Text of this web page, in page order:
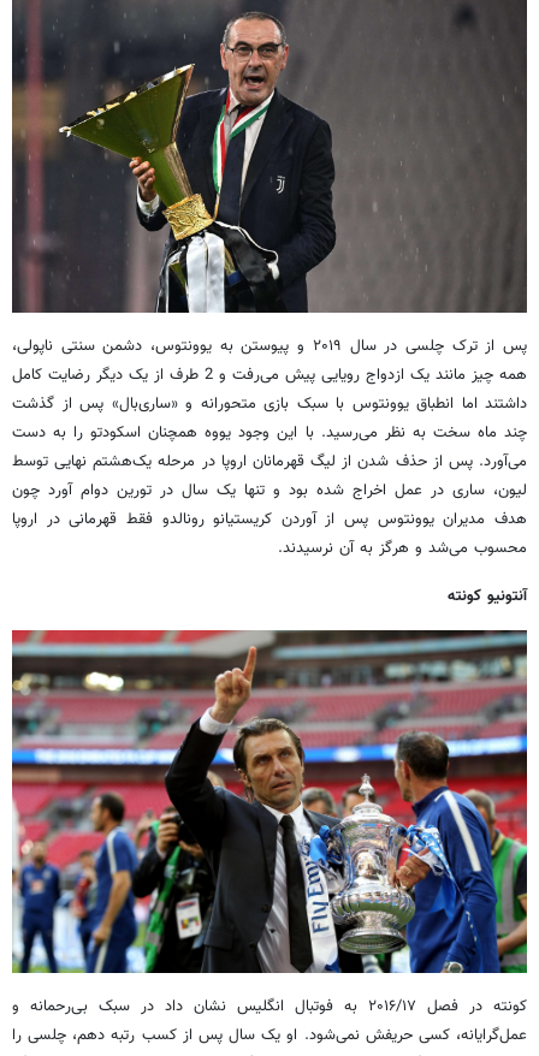
پس از ترک چلسی در سال ۲۰۱۹ و پیوستن به یوونتوس، دشمن سنتی ناپولی،
همه چیز مانند یک ازدواج رویایی پیش می‌رفت و 2 طرف از یک دیگر رضایت کامل
داشتند اما انطباق یوونتوس با سبک بازی متحورانه و «ساری‌بال» پس از گذشت
چند ماه سخت به نظر می‌رسید. با این وجود یووه همچنان اسکودتو را به دست
می‌آورد. پس از حذف شدن از لیگ قهرمانان اروپا در مرحله یک‌هشتم نهایی توسط
لیون، ساری در عمل اخراج شده بود و تنها یک سال در تورین دوام آورد چون
هدف مدیران یوونتوس پس از آوردن کریستیانو رونالدو فقط قهرمانی در اروپا
محسوب می‌شد و هرگز به آن نرسیدند.
آنتونیو کونته
کونته در فصل ۲۰۱۶/۱۷ به فوتبال انگلیس نشان داد در سبک بی‌رحمانه و
عمل‌گرایانه‌، کسی حریفش نمی‌شود. او یک سال پس از کسب رتبه دهم، چلسی را